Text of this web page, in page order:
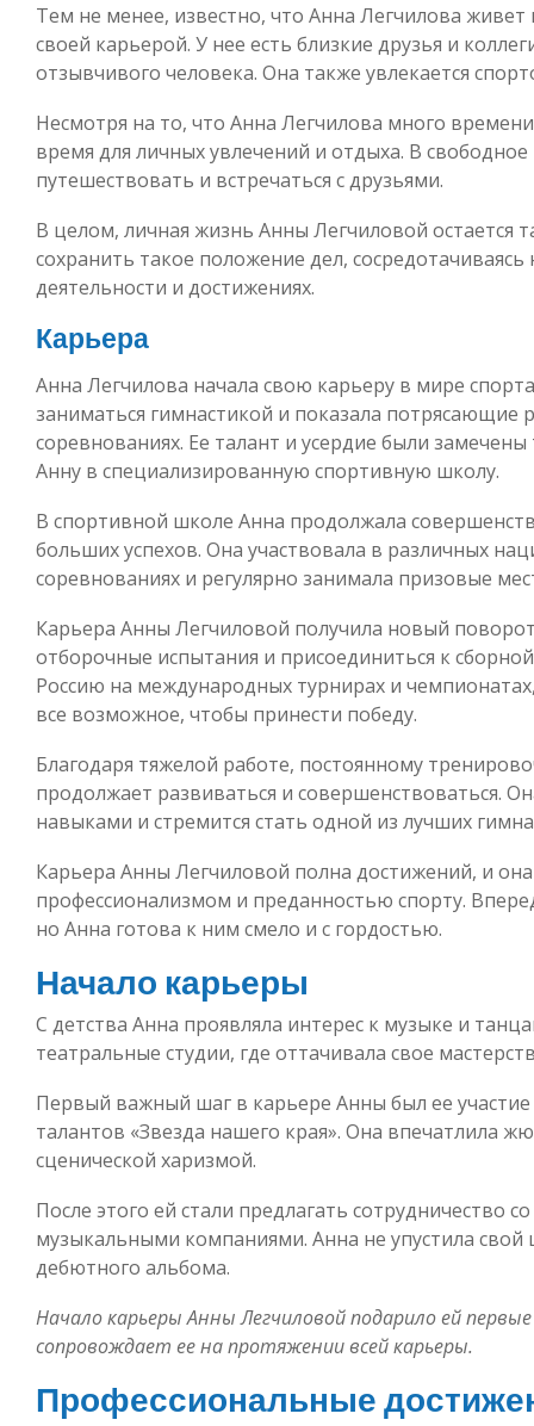
Тем не менее, известно, что Анна Легчилова
своей карьерой. У нее есть близкие друзья и
отзывчивого человека. Она также увлекается
Несмотря на то, что Анна Легчилова много
время для личных увлечений и отдыха. В
путешествовать и встречаться с друзьями.
В целом, личная жизнь Анны Легчиловой остается
сохранить такое положение дел,
деятельности и достижениях.
Карьера
Анна Легчилова начала свою карьеру в мире
заниматься гимнастикой и показала потрясающие
соревнованиях. Ее талант и усердие были
Анну в специализированную спортивную школу.
В спортивной школе Анна продолжала
больших успехов. Она участвовала в различных
соревнованиях и регулярно занимала призовые
Карьера Анны Легчиловой получила новый
отборочные испытания и присоединиться к
Россию на международных турнирах и
все возможное, чтобы принести победу.
Благодаря тяжелой работе, постоянному
продолжает развиваться и совершенствоваться.
навыками и стремится стать одной из лучших
Карьера Анны Легчиловой полна достижений, и
профессионализмом и преданностью спорту.
но Анна готова к ним смело и с гордостью.
Начало карьеры
С детства Анна проявляла интерес к музыке и
театральные студии, где оттачивала свое
Первый важный шаг в карьере Анны был ее
талантов «Звезда нашего края». Она впечатлила
сценической харизмой.
После этого ей стали предлагать сотрудничество
музыкальными компаниями. Анна не упустила свой
дебютного альбома.
Начало карьеры Анны Легчиловой подарило ей
сопровождает ее на протяжении всей карьеры.
Профессиональные